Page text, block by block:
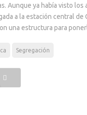
Aunque ya había visto
a la estación central
una estructura para
Segregación